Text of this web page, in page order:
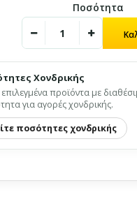
Ποσότητα
Χονδρικής
επιλεγμένα προϊόντα με
για αγορές χονδρικής.
ποσότητες χονδρικής